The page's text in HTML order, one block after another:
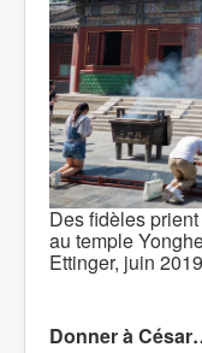
Des fidèles
au temple
Ettinger, juin
Donner à